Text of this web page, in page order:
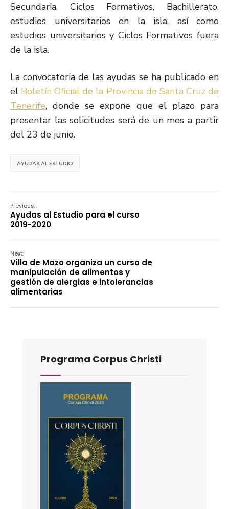
Secundaria, Ciclos Formativos, Bachillerato,
estudios universitarios en la isla, así como
estudios universitarios y Ciclos Formativos fuera
de la isla.
La convocatoria de las ayudas se ha publicado en
el Boletín Oficial de la Provincia de Santa Cruz de
Tenerife, donde se expone que el plazo para
presentar las solicitudes será de un mes a partir
del 23 de junio.
AYUDAS AL ESTUDIO
Previous:
Ayudas al Estudio para el curso
2019-2020
Next:
Villa de Mazo organiza un curso de
manipulación de alimentos y
gestión de alergias e intolerancias
alimentarias
Programa Corpus Christi